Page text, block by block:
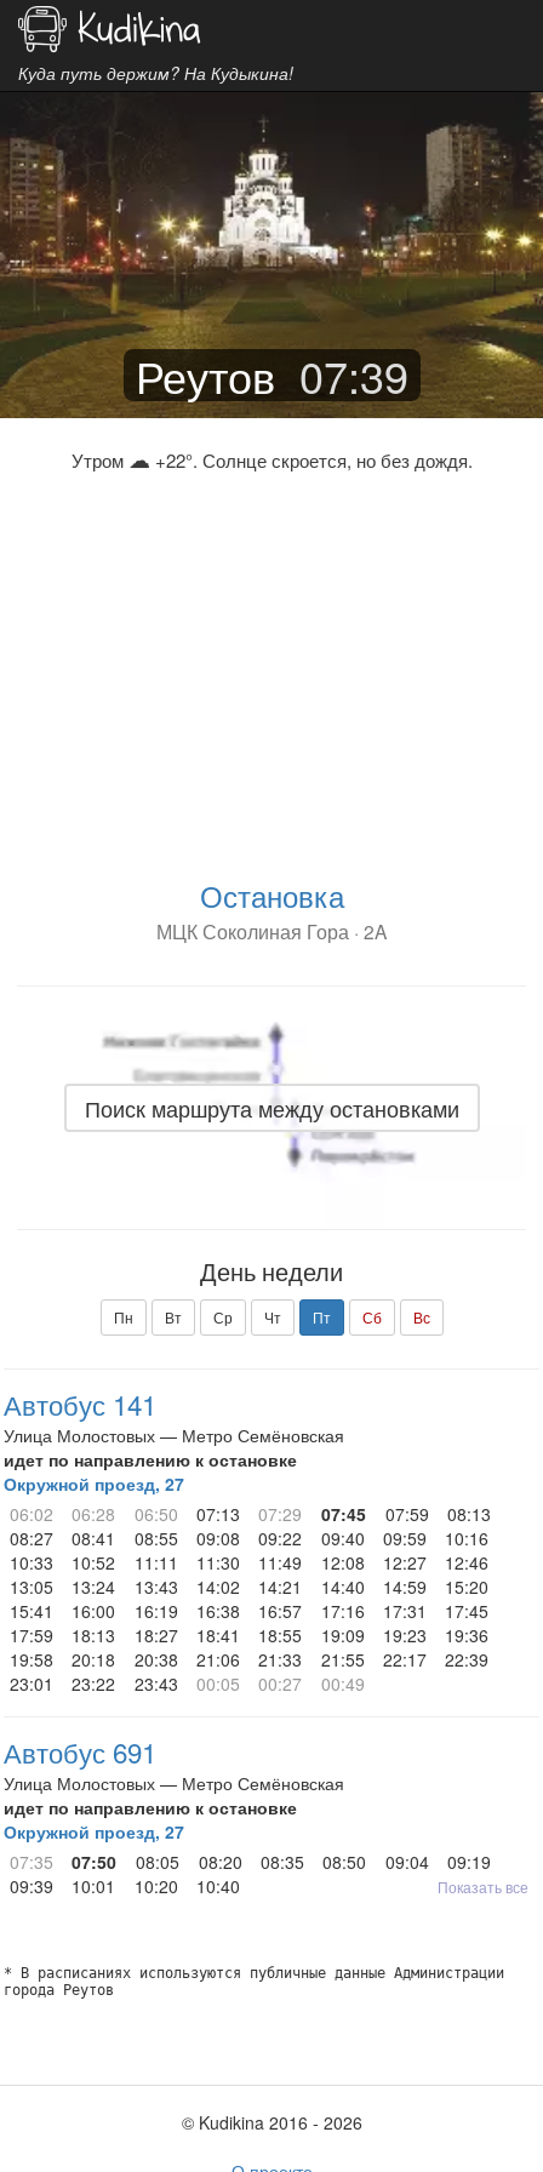
Куда путь держим? На Кудыкина!
Реутов 07:39
Утром ☁ +22°. Солнце скроется, но без дождя.
Остановка
МЦК Соколиная Гора · 2A
Поиск маршрута между остановками
День недели
Пн Вт Ср Чт Пт Сб Вс
Автобус 141
Улица Молостовых — Метро Семёновская
идет по направлению к остановке
Окружной проезд, 27
06:02
06:28 06:50 07:13 07:29 07:45 07:59
08:13
08:27
08:41 08:55 09:08 09:22 09:40 09:59
10:16
10:33
10:52 11:11 11:30 11:49 12:08 12:27
12:46
13:05
13:24 13:43 14:02 14:21 14:40 14:59
15:20
15:41
16:00 16:19 16:38 16:57 17:16 17:31
17:45
17:59
18:13 18:27 18:41 18:55 19:09 19:23
19:36
19:58
20:18 20:38 21:06 21:33 21:55 22:17
22:39
23:01
23:22 23:43 00:05 00:27 00:49
Автобус 691
Улица Молостовых — Метро Семёновская
идет по направлению к остановке
Окружной проезд, 27
07:35
07:50 08:05 08:20 08:35 08:50 09:04
09:19
09:39
10:01 10:20 10:40 Показать все
* В расписаниях используются публичные данные Администрации
города Реутов
© Kudikina 2016 ‐ 2026